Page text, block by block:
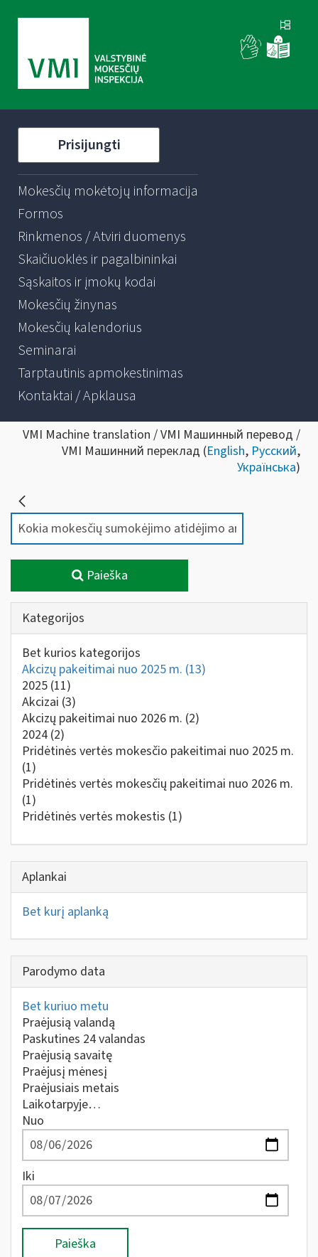
Prisijungti
Mokesčių mokėtojų informacija
Formos
Rinkmenos / Atviri duomenys
Skaičiuoklės ir pagalbininkai
Sąskaitos ir įmokų kodai
Mokesčių žinynas
Mokesčių kalendorius
Seminarai
Tarptautinis apmokestinimas
Kontaktai / Apklausa
VMI Machine translation / VMI Машинный перевод /
VMI Машинний переклад (English, Русский,
Українська)
Paieška
Kategorijos
Bet kurios kategorijos
Akcizų pakeitimai nuo 2025 m. (13)
2025 (11)
Akcizai (3)
Akcizų pakeitimai nuo 2026 m. (2)
2024 (2)
Pridėtinės vertės mokesčio pakeitimai nuo 2025 m.
(1)
Pridėtinės vertės mokesčių pakeitimai nuo 2026 m.
(1)
Pridėtinės vertės mokestis (1)
Aplankai
Bet kurį aplanką
Parodymo data
Bet kuriuo metu
Praėjusią valandą
Paskutines 24 valandas
Praėjusią savaitę
Praėjusį mėnesį
Praėjusiais metais
Laikotarpyje…
Nuo
Iki
Paieška